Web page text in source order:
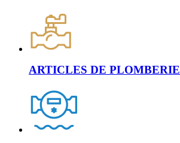
ARTICLES DE PLOMBERIE